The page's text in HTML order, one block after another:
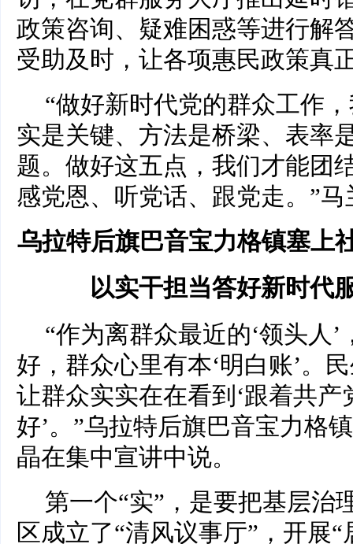
政策咨询、疑难困惑等进行解
受助及时，让各项惠民政策真
“做好新时代党的群众工作
实是关键、方法是桥梁、表率
题。做好这五点，我们才能团
感党恩、听党话、跟党走。”马
乌拉特后旗巴音宝力格镇塞
以实干担当答好新时代
“作为离群众最近的‘领头人
好，群众心里有本‘明白账’。
让群众实实在在看到‘跟着共产
好’。”乌拉特后旗巴音宝力格
晶在集中宣讲中说。
第一个“实”，是要把基层治
区成立了“清风议事厅”，开展